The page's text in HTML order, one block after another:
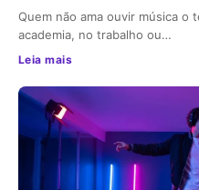
Quem não ama ouvir música o
academia, no trabalho ou…
Leia mais